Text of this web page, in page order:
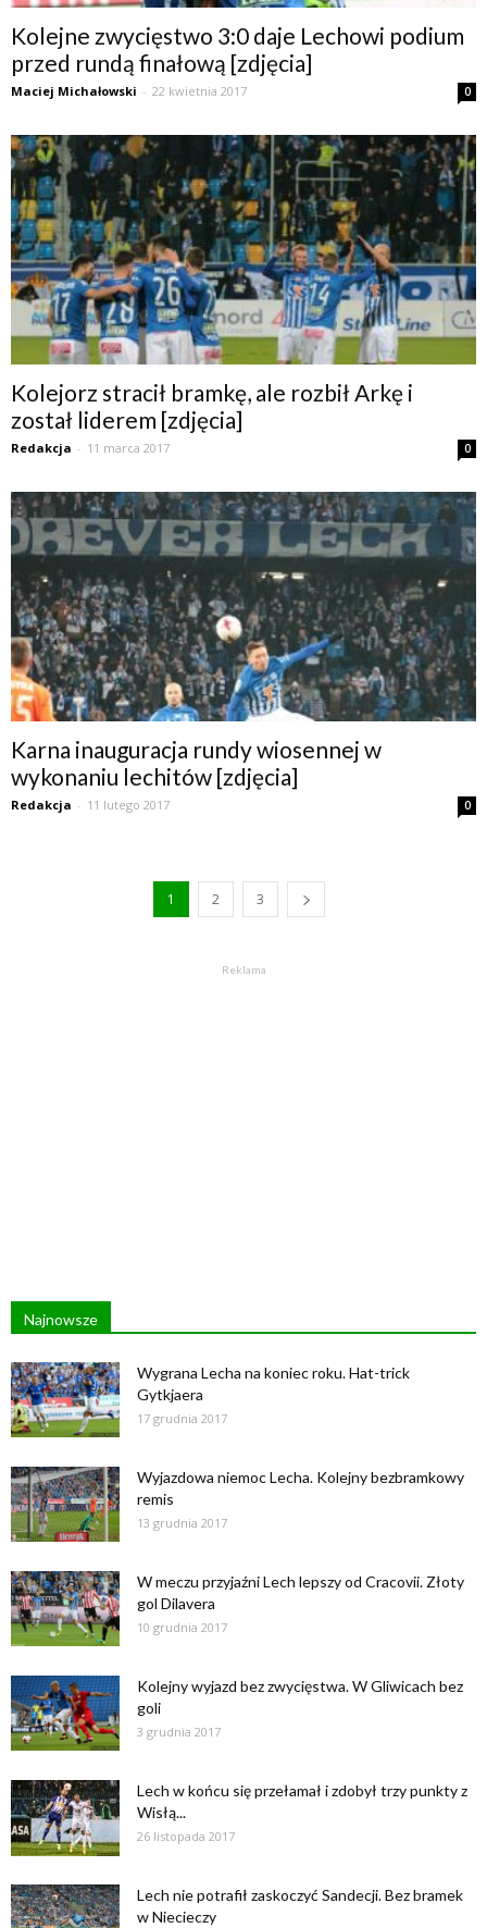
Kolejne zwycięstwo 3:0 daje Lechowi podium
przed rundą finałową [zdjęcia]
Maciej Michałowski - 22 kwietnia 2017 0
Kolejorz stracił bramkę, ale rozbił Arkę i
został liderem [zdjęcia]
Redakcja - 11 marca 2017 0
Karna inauguracja rundy wiosennej w
wykonaniu lechitów [zdjęcia]
Redakcja - 11 lutego 2017 0
1 2 3
Reklama
Najnowsze
Wygrana Lecha na koniec roku. Hat-trick
Gytkjaera
17 grudnia 2017
Wyjazdowa niemoc Lecha. Kolejny bezbramkowy
remis
13 grudnia 2017
W meczu przyjaźni Lech lepszy od Cracovii. Złoty
gol Dilavera
10 grudnia 2017
Kolejny wyjazd bez zwycięstwa. W Gliwicach bez
goli
3 grudnia 2017
Lech w końcu się przełamał i zdobył trzy punkty z
Wisłą...
26 listopada 2017
Lech nie potrafił zaskoczyć Sandecji. Bez bramek
w Niecieczy